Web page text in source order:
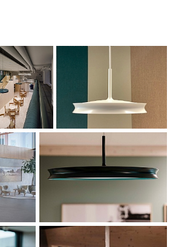
pladsbesparende potentiale i den
LED lyskilde til fulde. Det er blandt
en såkaldt light-guide plade,
det effektivt nedad ved hjælp
måde kan der reduceres på
lyset opleves jævnt og
aftegninger af nogen art.
med to typer afskærmninger, der
på loft og væg, samt som
Den samlede serie løser
typer af rum og gør det
lysdesign.
i støbt aluminium og produceret i